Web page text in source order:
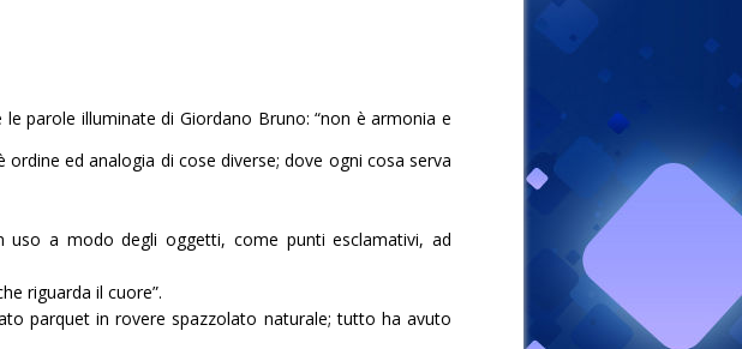
parole illuminate di Giordano Bruno: “non è armonia e
ordine ed analogia di cose diverse; dove ogni cosa serva
uso a modo degli oggetti, come punti esclamativi, ad
riguarda il cuore”.
parquet in rovere spazzolato naturale; tutto ha avuto